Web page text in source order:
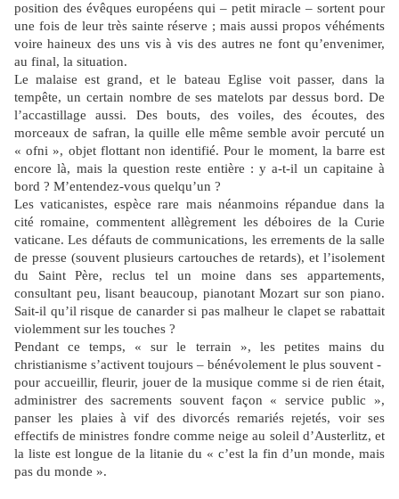
position des évêques européens qui – petit miracle – sortent pour
une fois de leur très sainte réserve ; mais aussi propos véhéments
voire haineux des uns vis à vis des autres ne font qu’envenimer,
au final, la situation.
Le malaise est grand, et le bateau Eglise voit passer, dans la
tempête, un certain nombre de ses matelots par dessus bord. De
l’accastillage aussi. Des bouts, des voiles, des écoutes, des
morceaux de safran, la quille elle même semble avoir percuté un
« ofni », objet flottant non identifié. Pour le moment, la barre est
encore là, mais la question reste entière : y a-t-il un capitaine à
bord ? M’entendez-vous quelqu’un ?
Les vaticanistes, espèce rare mais néanmoins répandue dans la
cité romaine, commentent allègrement les déboires de la Curie
vaticane. Les défauts de communications, les errements de la salle
de presse (souvent plusieurs cartouches de retards), et l’isolement
du Saint Père, reclus tel un moine dans ses appartements,
consultant peu, lisant beaucoup, pianotant Mozart sur son piano.
Sait-il qu’il risque de canarder si pas malheur le clapet se rabattait
violemment sur les touches ?
Pendant ce temps, « sur le terrain », les petites mains du
christianisme s’activent toujours – bénévolement le plus souvent -
pour accueillir, fleurir, jouer de la musique comme si de rien était,
administrer des sacrements souvent façon « service public »,
panser les plaies à vif des divorcés remariés rejetés, voir ses
effectifs de ministres fondre comme neige au soleil d’Austerlitz, et
la liste est longue de la litanie du « c’est la fin d’un monde, mais
pas du monde ».